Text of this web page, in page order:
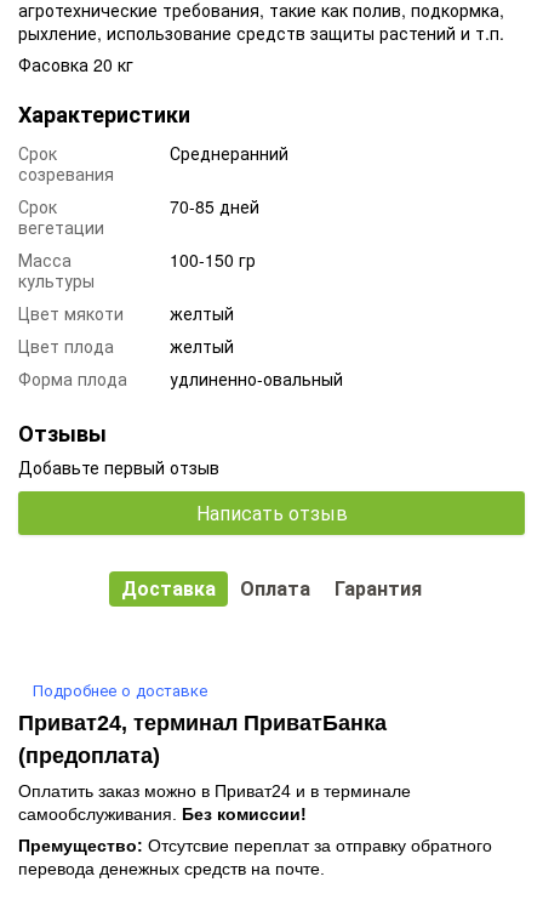
агротехнические требования, такие как полив, подкормка,
рыхление, использование средств защиты растений и т.п.
Фасовка 20 кг
Характеристики
Срок
созревания
Среднеранний
Срок
вегетации
70-85 дней
Масса
культуры
100-150 гр
Цвет мякоти
желтый
Цвет плода
желтый
Форма плода
удлиненно-овальный
Отзывы
Добавьте первый отзыв
Написать отзыв
Доставка Оплата Гарантия
Подробнее о доставке
Приват24, терминал ПриватБанка
(предоплата)
Оплатить заказ можно в Приват24 и в терминале
самообслуживания. Без комиссии!
Премущество: Отсутсвие переплат за отправку обратного
перевода денежных средств на почте.